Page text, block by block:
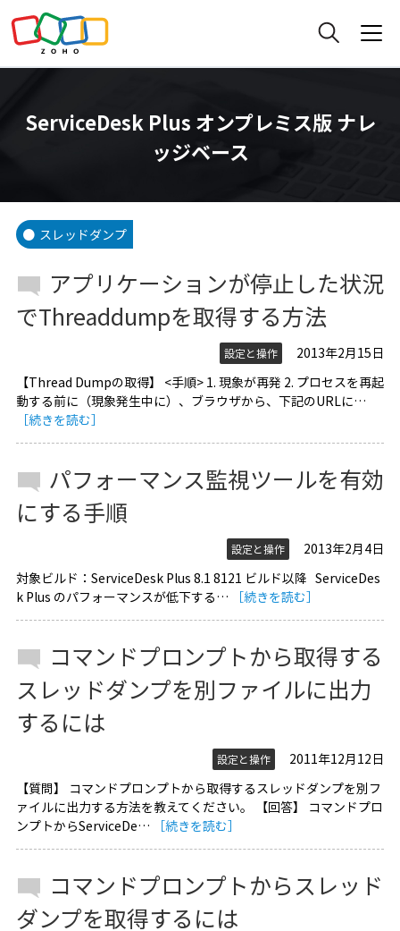
ServiceDesk Plus オンプレミス版 ナレ
ッジベース
スレッドダンプ
アプリケーションが停止した状況
でThreaddumpを取得する方法
設定と操作
2013年2月15日
【Thread Dumpの取得】 <手順> 1. 現象が再発 2. プロセスを再起
動する前に（現象発生中に）、ブラウザから、下記のURLに…
［続きを読む］
パフォーマンス監視ツールを有効
にする手順
設定と操作
2013年2月4日
対象ビルド：ServiceDesk Plus 8.1 8121 ビルド以降 ServiceDes
k Plus のパフォーマンスが低下する…
［続きを読む］
コマンドプロンプトから取得する
スレッドダンプを別ファイルに出力
するには
設定と操作
2011年12月12日
【質問】 コマンドプロンプトから取得するスレッドダンプを別フ
ァイルに出力する方法を教えてください。 【回答】 コマンドプロ
ンプトからServiceDe…
［続きを読む］
コマンドプロンプトからスレッド
ダンプを取得するには